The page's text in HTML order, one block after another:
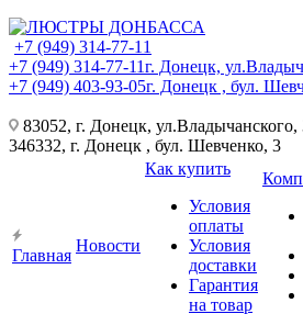
+7 (949) 314-77-11
+7 (949) 314-77-11г. Донецк,
+7 (949) 403-93-05г. Донецк , бул.
83052, г. Донецк, ул.Владычанского,
346332, г. Донецк , бул. Шевченко, 3
Главная
Новости
Как купить
Условия
оплаты
Условия
доставки
Гарантия
на товар